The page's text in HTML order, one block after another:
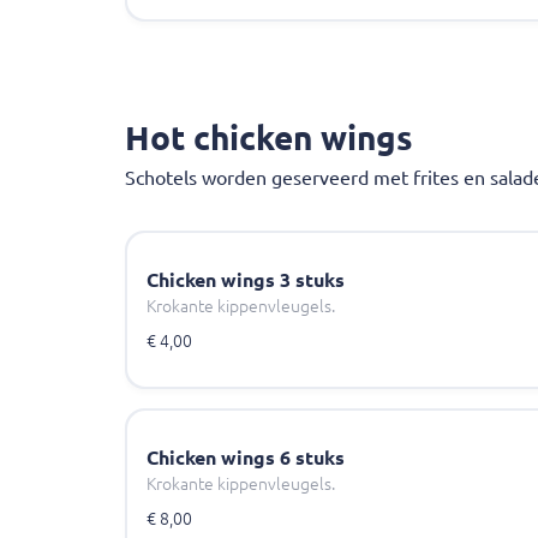
Hot chicken wings
Schotels worden geserveerd met frites en
Chicken wings 3 stuks
Krokante kippenvleugels.
€ 4,00
Chicken wings 6 stuks
Krokante kippenvleugels.
€ 8,00